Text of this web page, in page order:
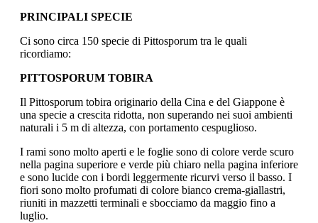
PRINCIPALI SPECIE
Ci sono circa 150 specie di Pittosporum tra le quali
ricordiamo:
PITTOSPORUM TOBIRA
Il Pittosporum tobira originario della Cina e del Giappone è
una specie a crescita ridotta, non superando nei suoi ambienti
naturali i 5 m di altezza, con portamento cespuglioso.
I rami sono molto aperti e le foglie sono di colore verde scuro
nella pagina superiore e verde più chiaro nella pagina inferiore
e sono lucide con i bordi leggermente ricurvi verso il basso. I
fiori sono molto profumati di colore bianco crema-giallastri,
riuniti in mazzetti terminali e sbocciamo da maggio fino a
luglio.